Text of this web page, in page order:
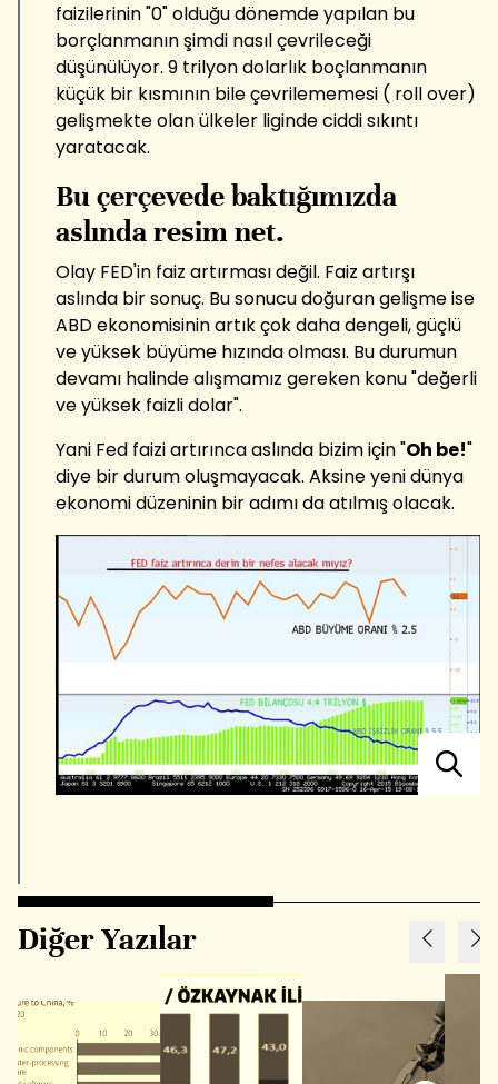
faizilerinin "0" olduğu dönemde yapılan bu
borçlanmanın şimdi nasıl çevrileceği
düşünülüyor. 9 trilyon dolarlık boçlanmanın
küçük bir kısmının bile çevrilememesi ( roll over)
gelişmekte olan ülkeler liginde ciddi sıkıntı
yaratacak.
Bu çerçevede baktığımızda
aslında resim net.
Olay FED'in faiz artırması değil. Faiz artırşı
aslında bir sonuç. Bu sonucu doğuran gelişme ise
ABD ekonomisinin artık çok daha dengeli, güçlü
ve yüksek büyüme hızında olması. Bu durumun
devamı halinde alışmamız gereken konu "değerli
ve yüksek faizli dolar".
Yani Fed faizi artırınca aslında bizim için "Oh be!"
diye bir durum oluşmayacak. Aksine yeni dünya
ekonomi düzeninin bir adımı da atılmış olacak.
Diğer Yazılar